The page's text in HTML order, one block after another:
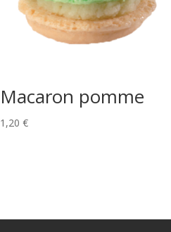
Macaron pomme
1,20€